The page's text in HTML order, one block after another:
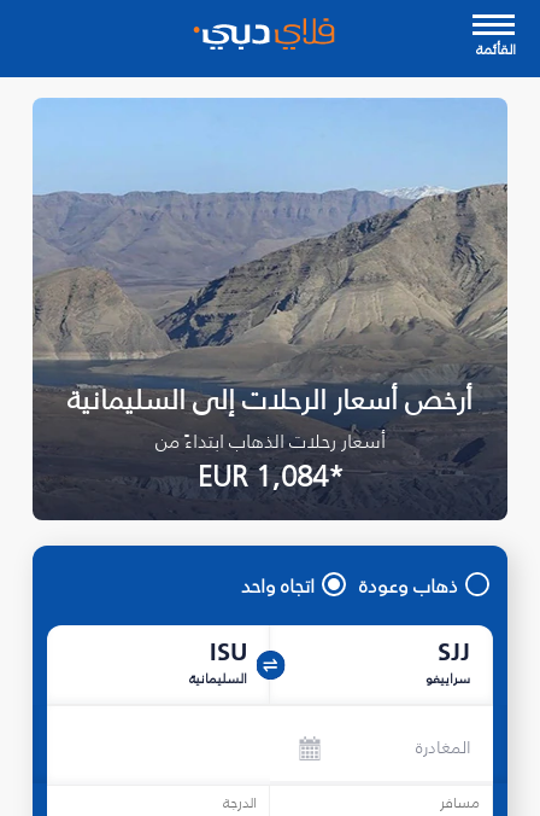
القأئمة
أرخص أسعار الرحلات إلى السليمانية‎
أسعار رحلات الذهاب ابتداءً من
*EUR 1,084
ذهاب وعودة اتجاه واحد
SJJ
سراييفو
ISU
السليمانية‎
المغادرة
مسافر الدرجة